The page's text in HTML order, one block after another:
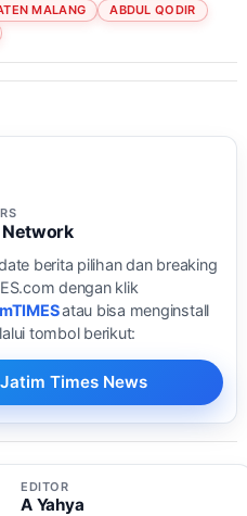
MALANG
ABDUL QODIR
Network
berita pilihan dan breaking
dengan klik
atau bisa menginstall
tombol berikut:
Times News
EDITOR
A Yahya